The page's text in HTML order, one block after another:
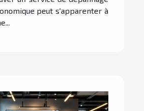
peut s'apparenter à